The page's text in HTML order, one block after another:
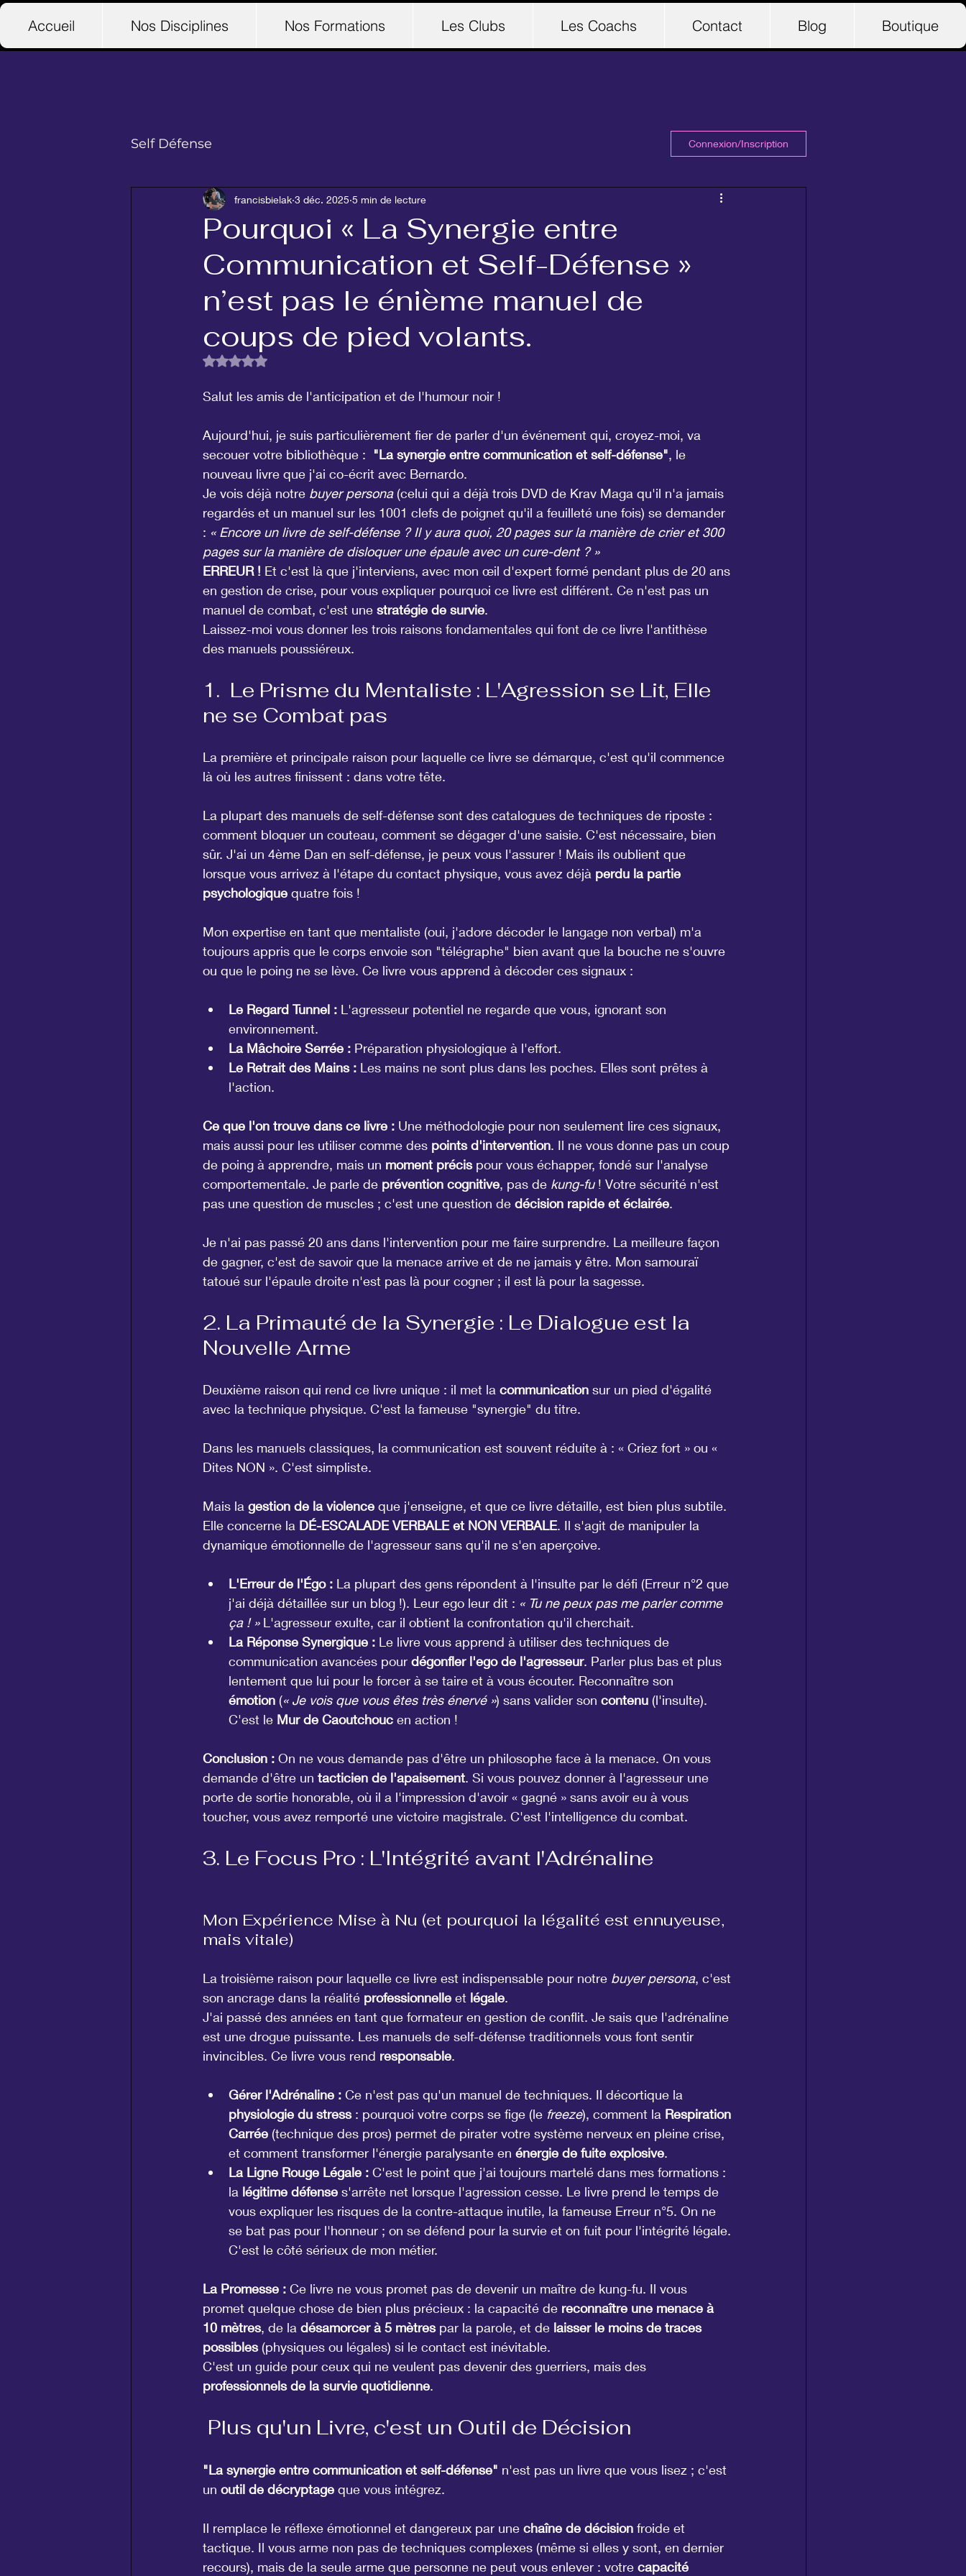
Accueil Nos Disciplines Nos Formations Les Clubs Les Coachs Contact Blog Boutique
Self Défense Connexion/Inscription
Pourquoi « La Synergie entre
Communication et Self-Défense »
n’est pas le énième manuel de
coups de pied volants.
francisbielak 3 déc. 2025 5 min de lecture
Noté NaN étoiles sur 5.
Salut les amis de l'anticipation et de l'humour noir !
Aujourd'hui, je suis particulièrement fier de parler d'un événement qui, croyez-moi, va
secouer votre bibliothèque : "La synergie entre communication et self-défense", le
nouveau livre que j'ai co-écrit avec Bernardo.
Je vois déjà notre buyer persona (celui qui a déjà trois DVD de Krav Maga qu'il n'a jamais
regardés et un manuel sur les 1001 clefs de poignet qu'il a feuilleté une fois) se demander
: « Encore un livre de self-défense ? Il y aura quoi, 20 pages sur la manière de crier et 300
pages sur la manière de disloquer une épaule avec un cure-dent ? »
ERREUR ! Et c'est là que j'interviens, avec mon œil d'expert formé pendant plus de 20 ans
en gestion de crise, pour vous expliquer pourquoi ce livre est différent. Ce n'est pas un
manuel de combat, c'est une stratégie de survie.
Laissez-moi vous donner les trois raisons fondamentales qui font de ce livre l'antithèse
des manuels poussiéreux.
1.  Le Prisme du Mentaliste : L'Agression se Lit, Elle
ne se Combat pas
La première et principale raison pour laquelle ce livre se démarque, c'est qu'il commence
là où les autres finissent : dans votre tête.
La plupart des manuels de self-défense sont des catalogues de techniques de riposte :
comment bloquer un couteau, comment se dégager d'une saisie. C'est nécessaire, bien
sûr. J'ai un 4ème Dan en self-défense, je peux vous l'assurer ! Mais ils oublient que
lorsque vous arrivez à l'étape du contact physique, vous avez déjà perdu la partie
psychologique quatre fois !
Mon expertise en tant que mentaliste (oui, j'adore décoder le langage non verbal) m'a
toujours appris que le corps envoie son "télégraphe" bien avant que la bouche ne s'ouvre
ou que le poing ne se lève. Ce livre vous apprend à décoder ces signaux :
Le Regard Tunnel : L'agresseur potentiel ne regarde que vous, ignorant son
environnement.
La Mâchoire Serrée : Préparation physiologique à l'effort.
Le Retrait des Mains : Les mains ne sont plus dans les poches. Elles sont prêtes à
l'action.
Ce que l'on trouve dans ce livre : Une méthodologie pour non seulement lire ces signaux,
mais aussi pour les utiliser comme des points d'intervention. Il ne vous donne pas un coup
de poing à apprendre, mais un moment précis pour vous échapper, fondé sur l'analyse
comportementale. Je parle de prévention cognitive, pas de kung-fu ! Votre sécurité n'est
pas une question de muscles ; c'est une question de décision rapide et éclairée.
Je n'ai pas passé 20 ans dans l'intervention pour me faire surprendre. La meilleure façon
de gagner, c'est de savoir que la menace arrive et de ne jamais y être. Mon samouraï
tatoué sur l'épaule droite n'est pas là pour cogner ; il est là pour la sagesse.
2. La Primauté de la Synergie : Le Dialogue est la
Nouvelle Arme
Deuxième raison qui rend ce livre unique : il met la communication sur un pied d'égalité
avec la technique physique. C'est la fameuse "synergie" du titre.
Dans les manuels classiques, la communication est souvent réduite à : « Criez fort » ou «
Dites NON ». C'est simpliste.
Mais la gestion de la violence que j'enseigne, et que ce livre détaille, est bien plus subtile.
Elle concerne la DÉ-ESCALADE VERBALE et NON VERBALE. Il s'agit de manipuler la
dynamique émotionnelle de l'agresseur sans qu'il ne s'en aperçoive.
L'Erreur de l'Égo : La plupart des gens répondent à l'insulte par le défi (Erreur n°2 que
j'ai déjà détaillée sur un blog !). Leur ego leur dit : « Tu ne peux pas me parler comme
ça ! » L'agresseur exulte, car il obtient la confrontation qu'il cherchait.
La Réponse Synergique : Le livre vous apprend à utiliser des techniques de
communication avancées pour dégonfler l'ego de l'agresseur. Parler plus bas et plus
lentement que lui pour le forcer à se taire et à vous écouter. Reconnaître son
émotion (« Je vois que vous êtes très énervé ») sans valider son contenu (l'insulte).
C'est le Mur de Caoutchouc en action !
Conclusion : On ne vous demande pas d'être un philosophe face à la menace. On vous
demande d'être un tacticien de l'apaisement. Si vous pouvez donner à l'agresseur une
porte de sortie honorable, où il a l'impression d'avoir « gagné » sans avoir eu à vous
toucher, vous avez remporté une victoire magistrale. C'est l'intelligence du combat.
3. Le Focus Pro : L'Intégrité avant l'Adrénaline
Mon Expérience Mise à Nu (et pourquoi la légalité est ennuyeuse,
mais vitale)
La troisième raison pour laquelle ce livre est indispensable pour notre buyer persona, c'est
son ancrage dans la réalité professionnelle et légale.
J'ai passé des années en tant que formateur en gestion de conflit. Je sais que l'adrénaline
est une drogue puissante. Les manuels de self-défense traditionnels vous font sentir
invincibles. Ce livre vous rend responsable.
Gérer l'Adrénaline : Ce n'est pas qu'un manuel de techniques. Il décortique la
physiologie du stress : pourquoi votre corps se fige (le freeze), comment la Respiration
Carrée (technique des pros) permet de pirater votre système nerveux en pleine crise,
et comment transformer l'énergie paralysante en énergie de fuite explosive.
La Ligne Rouge Légale : C'est le point que j'ai toujours martelé dans mes formations :
la légitime défense s'arrête net lorsque l'agression cesse. Le livre prend le temps de
vous expliquer les risques de la contre-attaque inutile, la fameuse Erreur n°5. On ne
se bat pas pour l'honneur ; on se défend pour la survie et on fuit pour l'intégrité légale.
C'est le côté sérieux de mon métier.
La Promesse : Ce livre ne vous promet pas de devenir un maître de kung-fu. Il vous
promet quelque chose de bien plus précieux : la capacité de reconnaître une menace à
10 mètres, de la désamorcer à 5 mètres par la parole, et de laisser le moins de traces
possibles (physiques ou légales) si le contact est inévitable.
C'est un guide pour ceux qui ne veulent pas devenir des guerriers, mais des
professionnels de la survie quotidienne.
Plus qu'un Livre, c'est un Outil de Décision
"La synergie entre communication et self-défense" n'est pas un livre que vous lisez ; c'est
un outil de décryptage que vous intégrez.
Il remplace le réflexe émotionnel et dangereux par une chaîne de décision froide et
tactique. Il vous arme non pas de techniques complexes (même si elles y sont, en dernier
recours), mais de la seule arme que personne ne peut vous enlever : votre capacité